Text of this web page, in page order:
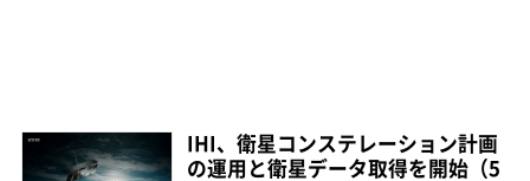
IHI、衛星コンステレーション計画
の運用と衛星データ取得を開始（5